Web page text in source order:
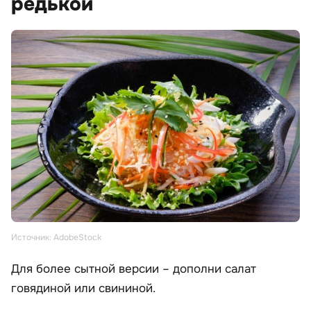
Источник: AdobeStock
Для более сытной версии – дополни салат
говядиной или свининой.